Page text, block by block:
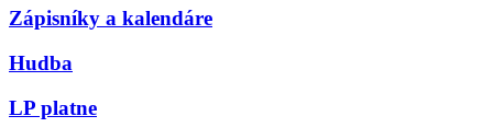
Zápisníky a kalendáre
Hudba
LP platne